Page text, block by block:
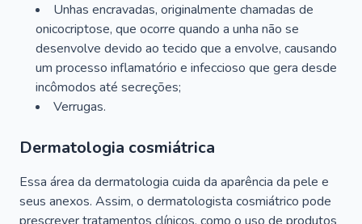
Unhas encravadas, originalmente chamadas de
onicocriptose, que ocorre quando a unha não se
desenvolve devido ao tecido que a envolve, causando
um processo inflamatório e infeccioso que gera desde
incômodos até secreções;
Verrugas.
Dermatologia cosmiátrica
Essa área da dermatologia cuida da aparência da pele e
seus anexos. Assim, o dermatologista cosmiátrico pode